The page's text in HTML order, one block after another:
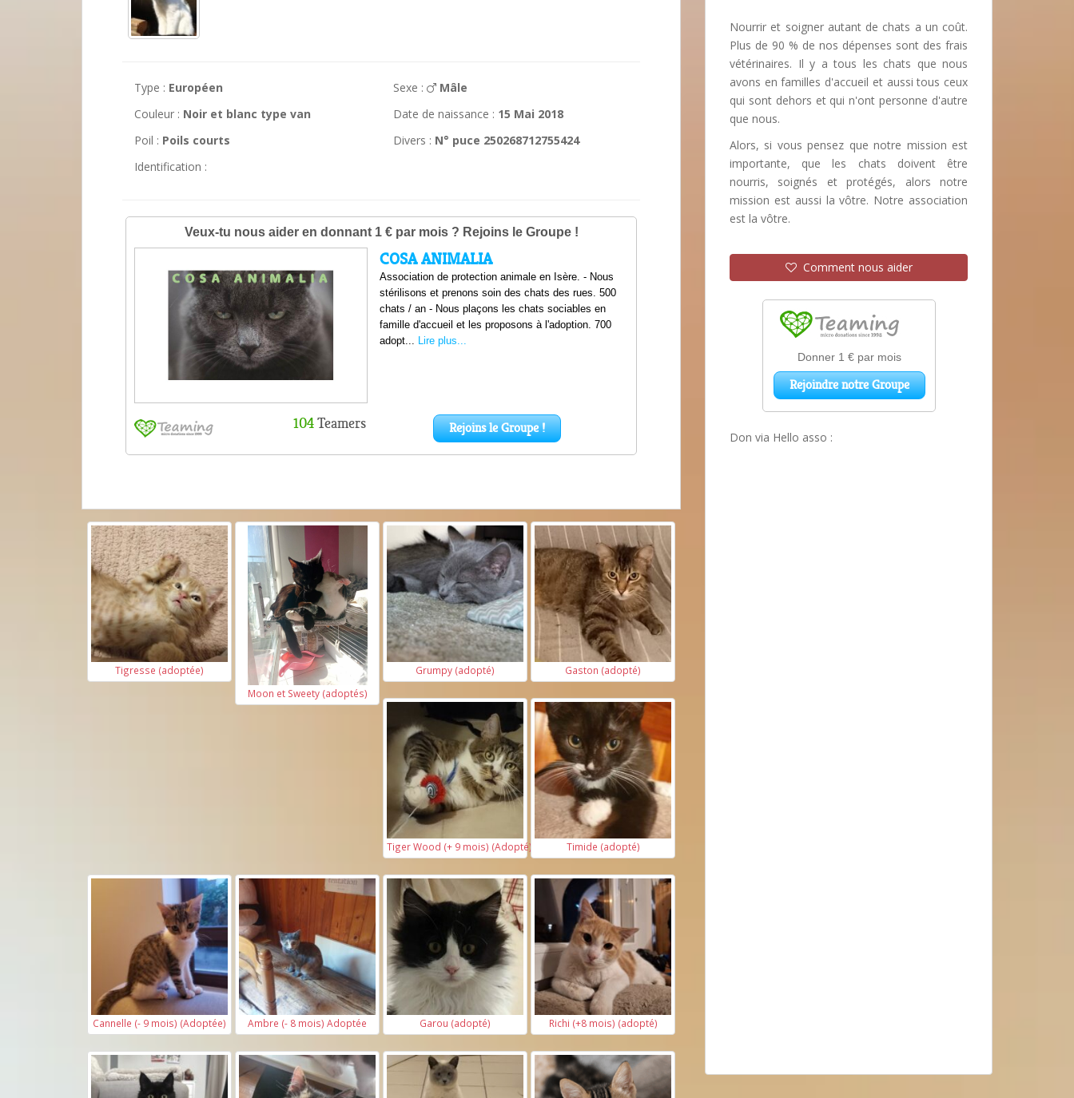
Type : Européen
Couleur : Noir et blanc type van
Poil : Poils courts
Identification :
Sexe :
Mâle
Date de naissance : 15 Mai 2018
Divers : N° puce 250268712755424
Tigresse (adoptée)
Moon et Sweety (adoptés)
Grumpy (adopté) Gaston (adopté)
Tiger Wood (+ 9 mois) (Adopté) Timide (adopté)
Cannelle (- 9 mois) (Adoptée) Ambre (- 8 mois) Adoptée Garou (adopté) Richi (+8 mois) (adopté)
Nourrir et soigner autant de chats a un coût.
Plus de 90 % de nos dépenses sont des frais
vétérinaires. Il y a tous les chats que nous
avons en familles d'accueil et aussi tous ceux
qui sont dehors et qui n'ont personne d'autre
que nous.
Alors, si vous pensez que notre mission est
importante, que les chats doivent être
nourris, soignés et protégés, alors notre
mission est aussi la vôtre. Notre association
est la vôtre.
Comment nous aider
Don via Hello asso :